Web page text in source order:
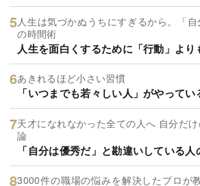
人生は気づかぬうちにすぎるから。「
の時間術
人生を面白くするために「行動」より
あきれるほど小さい習慣
「いつまでも若々しい人」がやって
天才になれなかった全ての人へ 自分だ
論
「自分は優秀だ」と勘違いしている
3000件の職場の悩みを解決したプロが